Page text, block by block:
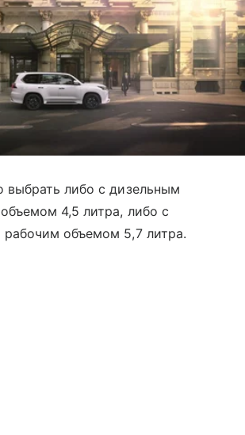
выбрать либо с дизельным
4,5 литра, либо с
объемом 5,7 литра.